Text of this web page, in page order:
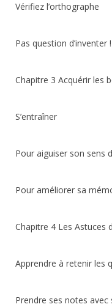
Vérifiez
Pas
Chapitre 3
Pour aiguiser
Pour
Chapitre 4 Les
Apprendre à
Prendre